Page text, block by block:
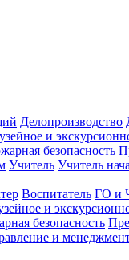
Делопроизводство
и
безопасность
Учитель Учитель
Воспитатель ГО и
и
безопасность
и